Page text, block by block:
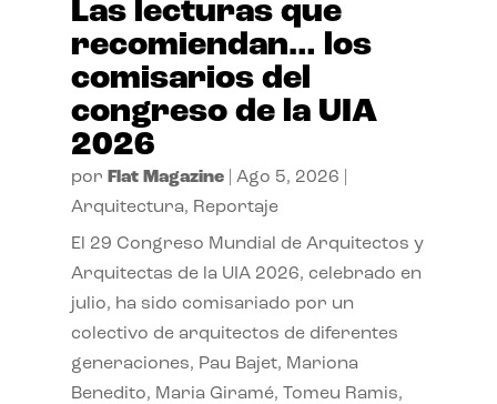
Las lecturas que
recomiendan… los
comisarios del
congreso de la UIA
2026
por Flat Magazine| Ago 5, 2026
Arquitectura, Reportaje
El 29 Congreso Mundial de Arquitectos y
Arquitectas de la UIA 2026, celebrado en
julio, ha sido comisariado por un
colectivo de arquitectos de diferentes
generaciones, Pau Bajet, Mariona
Benedito, Maria Giramé, Tomeu Ramis,